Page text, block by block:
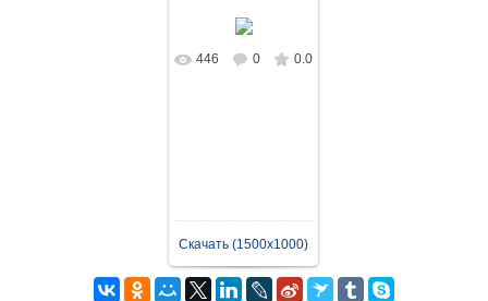
В реальном
446 0 0.0
Скачать (1500x1000)